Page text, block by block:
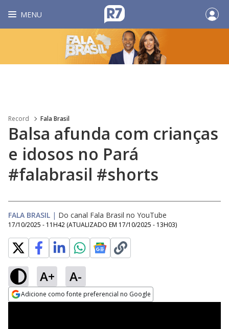
MENU
Record Fala Brasil
Balsa afunda com crianças
e idosos no Pará
#falabrasil #shorts
FALA BRASIL | Do canal Fala Brasil no YouTube
17/10/2025 - 11H42 (ATUALIZADO EM 17/10/2025 - 13H03)
A+ A-
Adicione como fonte preferencial no Google